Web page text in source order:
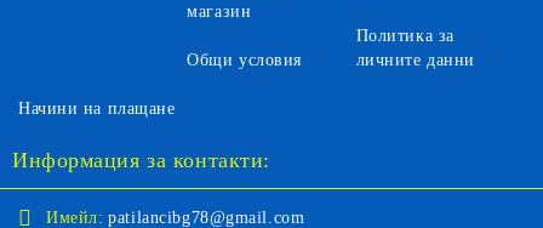
магазин
Общи условия
Политика за
личните данни
Начини на плащане
Информация за контакти:
Имейл: patilancibg78@gmail.com